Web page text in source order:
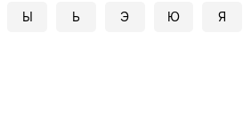
Ы Ь Э Ю Я